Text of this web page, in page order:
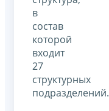
в
состав
которой
входит
27
структурных
подразделений.